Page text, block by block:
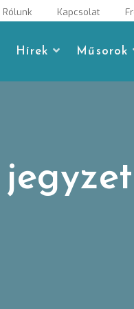
Rólunk Kapcsolat
Hírek Műsorok